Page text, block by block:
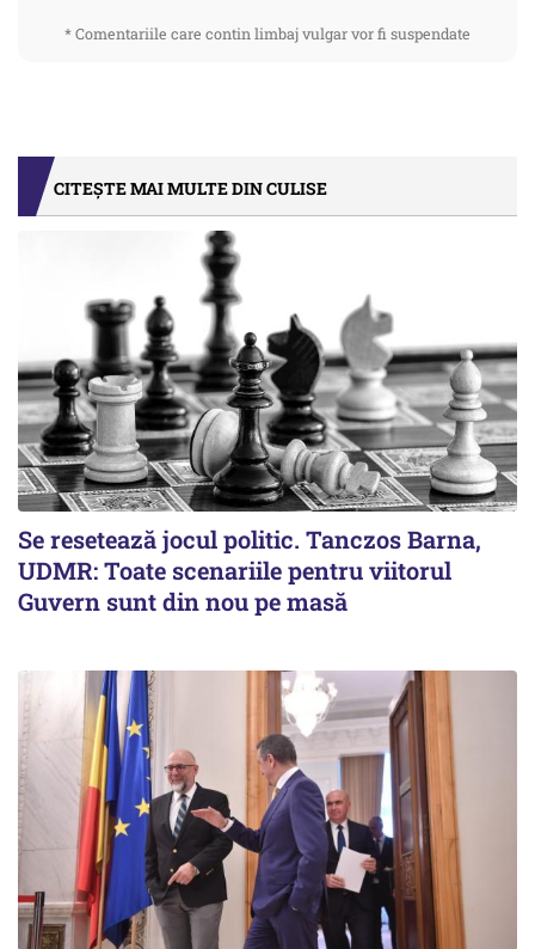
* Comentariile care contin limbaj vulgar vor fi suspendate
CITEȘTE MAI MULTE DIN CULISE
Se resetează jocul politic. Tanczos Barna,
UDMR: Toate scenariile pentru viitorul
Guvern sunt din nou pe masă